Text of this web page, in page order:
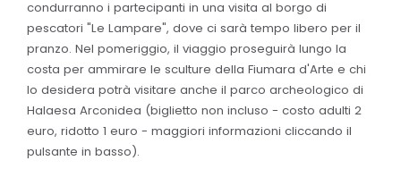
condurranno i partecipanti in una visita al borgo di
pescatori "Le Lampare", dove ci sarà tempo libero per il
pranzo. Nel pomeriggio, il viaggio proseguirà lungo la
costa per ammirare le sculture della Fiumara d'Arte e chi
lo desidera potrà visitare anche il parco archeologico di
Halaesa Arconidea (biglietto non incluso - costo adulti 2
euro, ridotto 1 euro - maggiori informazioni cliccando il
pulsante in basso).